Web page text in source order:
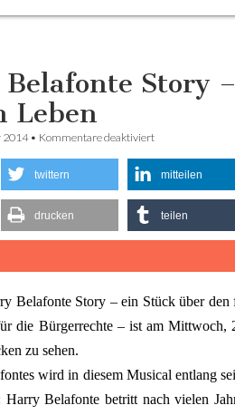
Story
Leben
2014• Kommentare deaktiviert
twittern mitteilen
drucken teilen
Belafonte Story – ein Stück über den
die Bürgerrechte – ist am Mittwoch,
zu sehen.
wird in diesem Musical entlang
Belafonte betritt nach vielen